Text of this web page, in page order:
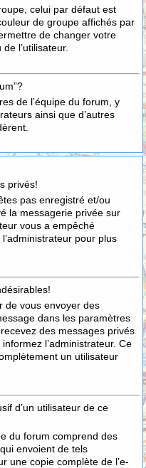
celui par défaut est
de groupe affichés par
de changer votre
l’utilisateur.
de l’équipe du forum, y
ainsi que d’autres
privés!
pas enregistré et/ou
la messagerie privée sur
vous a empêché
pour plus
de vous envoyer des
dans les paramètres
des messages privés
l’administrateur. Ce
un utilisateur
d’un utilisateur de ce
du forum comprend des
envoient de tels
une copie complète de l’e-